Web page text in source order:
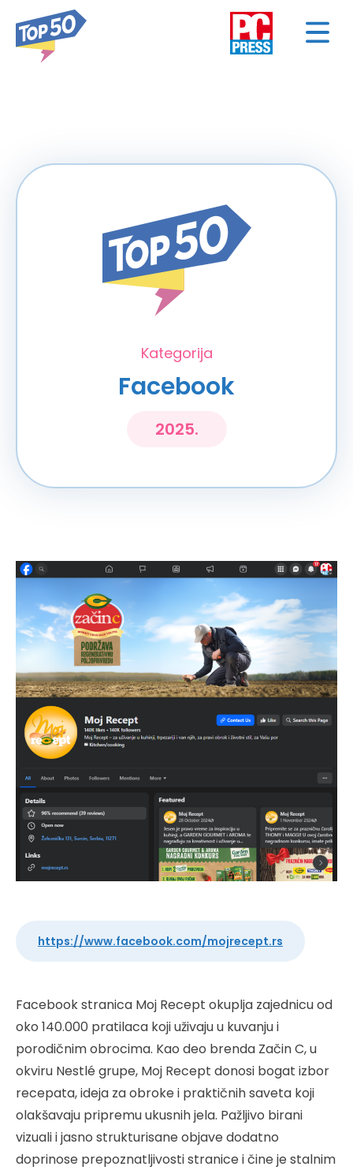
< NAZAD
Kategorija
Facebook
2025.
https://www.facebook.com/mojrecept.rs
Facebook stranica Moj Recept okuplja zajednicu od
oko 140.000 pratilaca koji uživaju u kuvanju i
porodičnim obrocima. Kao deo brenda Začin C, u
okviru Nestlé grupe, Moj Recept donosi bogat izbor
recepata, ideja za obroke i praktičnih saveta koji
olakšavaju pripremu ukusnih jela. Pažljivo birani
vizuali i jasno strukturisane objave dodatno
doprinose prepoznatljivosti stranice i čine je stalnim